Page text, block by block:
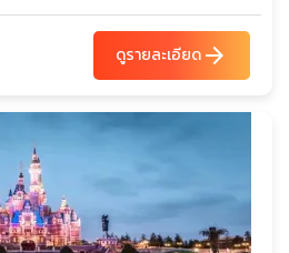
ดูรายละเอียดarrow_forward